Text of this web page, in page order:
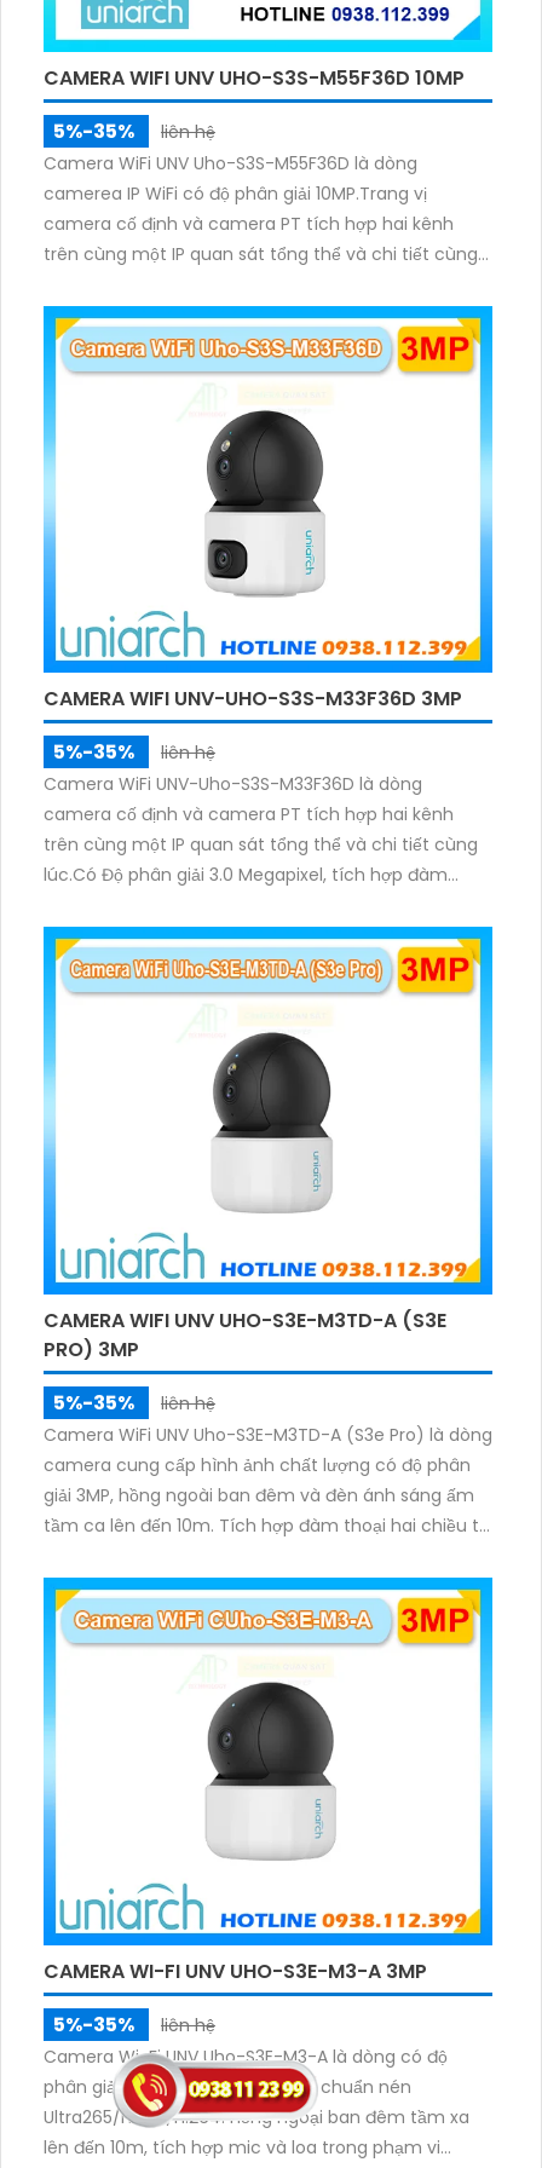
CAMERA WIFI UNV UHO-S3S-M55F36D 10MP
5%-35%
liên hệ
Camera WiFi UNV Uho-S3S-M55F36D là dòng
camerea IP WiFi có độ phân giải 10MP.Trang vị
camera cố định và camera PT tích hợp hai kênh
trên cùng một IP quan sát tổng thể và chi tiết cùng
ánh sáng. Kết hợp hồng ngoại và đèn ấm cho hình
ảnh có màu trong nhiều điều kiện khác nhau trong
phạm vi 3m.
CAMERA WIFI UNV-UHO-S3S-M33F36D 3MP
5%-35%
liên hệ
Camera WiFi UNV-Uho-S3S-M33F36D là dòng
camera cố định và camera PT tích hợp hai kênh
trên cùng một IP quan sát tổng thể và chi tiết cùng
lúc.Có Độ phân giải 3.0 Megapixel, tích hợp đàm
sáng ấm lên đến 10m.
CAMERA WIFI UNV UHO-S3E-M3TD-A (S3E
PRO) 3MP
5%-35%
liên hệ
Camera WiFi UNV Uho-S3E-M3TD-A (S3e Pro) là dòng
camera cung cấp hình ảnh chất lượng có độ phân
giải 3MP, hồng ngoài ban đêm và đèn ánh sáng ấm
tầm ca lên đến 10m. Tích hợp đàm thoại hai chiều to
CAMERA WI-FI UNV UHO-S3E-M3-A 3MP
5%-35%
liên hệ
Camera Wi-Fi UNV Uho-S3E-M3-A là dòng có độ
phân giải 3MP 2304×1296@25fps chuẩn nén
Ultra265/H.265/H.264. Hồng ngoại ban đêm tầm xa
lên đến 10m, tích hợp mic và loa trong phạm vi